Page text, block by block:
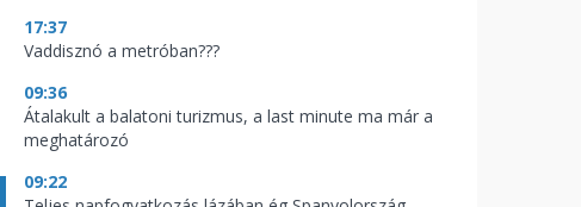
17:37
Vaddisznó a metróban???
09:36
Átalakult a balatoni turizmus, a last minute ma már a
meghatározó
09:22